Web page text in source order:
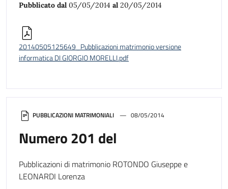
PUBBLICAZIONI MATRIMONIALI 08/05/2014
Numero 201 del
Pubblicazioni di matrimonio ROTONDO Giuseppe e
LEONARDI Lorenza
Pubblicato dal 05/05/2014 al 20/05/2014
20140505125649_Pubblicazioni matrimonio versione
informatica DI GIORGIO MORELLI.pdf